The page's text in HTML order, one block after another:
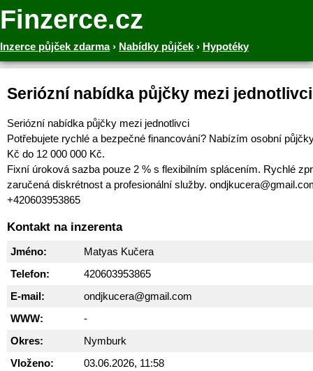
Finzerce.cz
Inzerce půjček zdarma› Nabídky půjček › Hypotéky
Seriózní nabídka půjčky mezi jednotlivci
Seriózní nabídka půjčky mezi jednotlivci
Potřebujete rychlé a bezpečné financování? Nabízím osobní
Kč do 12 000 000 Kč.
Fixní úroková sazba pouze 2 % s flexibilním splácením. Rychlé
zaručená diskrétnost a profesionální služby.
+420603953865
Kontakt na inzerenta
Jméno:
Matyas Kučera
Telefon:
420603953865
E-mail:
ondjkucera@gmail.com
WWW:
-
Okres:
Nymburk
Vloženo:
03.06.2026, 11:58